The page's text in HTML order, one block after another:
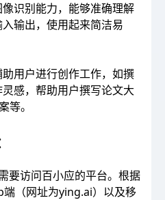
识别能力，能够准确理解
输出，使用起来简洁易
用户进行创作工作，如撰
感，帮助用户撰写论文大
等。
要访问百小应的平台。根据
（网址为ying.ai）以及移